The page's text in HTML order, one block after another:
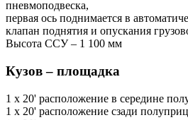
пневмоподвеска,
первая ось поднимается в
клапан поднятия и опускания
Высота ССУ – 1 100 мм
Кузов – площадка
1 x 20' расположение в середине
1 x 20' расположение сзади